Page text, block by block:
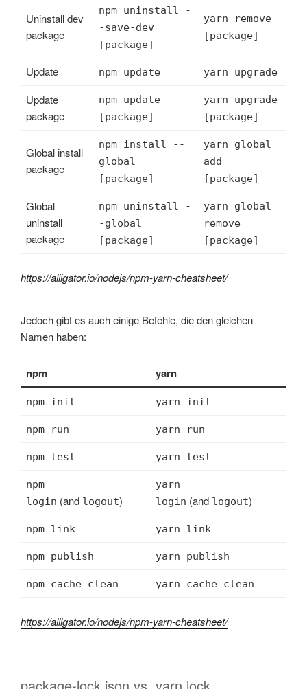
Uninstall dev
package
npm uninstall -
-save-dev
[package]
yarn remove
[package]
Update npm update yarn upgrade
Update
package
npm update
[package]
yarn upgrade
[package]
Global install
package
npm install --
global
[package]
yarn global
add
[package]
Global
uninstall
package
npm uninstall -
-global
[package]
yarn global
remove
[package]
https://alligator.io/nodejs/npm-yarn-cheatsheet/
Jedoch gibt es auch einige Befehle, die den gleichen
Namen haben:
npm yarn
npm init yarn init
npm run yarn run
npm test yarn test
npm
login (and logout)
yarn
login (and logout)
npm link yarn link
npm publish yarn publish
npm cache clean yarn cache clean
https://alligator.io/nodejs/npm-yarn-cheatsheet/